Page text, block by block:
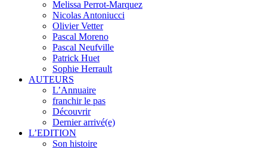
Melissa Perrot-Marquez
Nicolas Antoniucci
Olivier Vetter
Pascal Moreno
Pascal Neufville
Patrick Huet
Sophie Herrault
AUTEURS
L’Annuaire
franchir le pas
Découvrir
Dernier arrivé(e)
L’EDITION
Son histoire